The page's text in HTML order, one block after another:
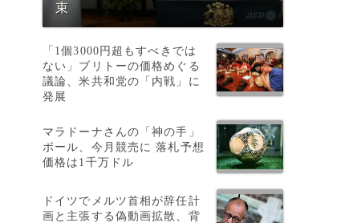
束
「1個3000円超もすべきでは
ない」ブリトーの価格めぐる
議論、米共和党の「内戦」に
発展
マラドーナさんの「神の手」
ボール、今月競売に 落札予想
価格は1千万ドル
ドイツでメルツ首相が辞任計
画と主張する偽動画拡散、背